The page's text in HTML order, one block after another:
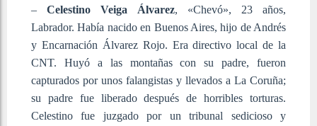
– Celestino Veiga Álvarez, «Chevó», 23 años,
Labrador. Había nacido en Buenos Aires, hijo de Andrés
y Encarnación Álvarez Rojo. Era directivo local de la
CNT. Huyó a las montañas con su padre, fueron
capturados por unos falangistas y llevados a La Coruña;
su padre fue liberado después de horribles torturas.
Celestino fue juzgado por un tribunal sedicioso y